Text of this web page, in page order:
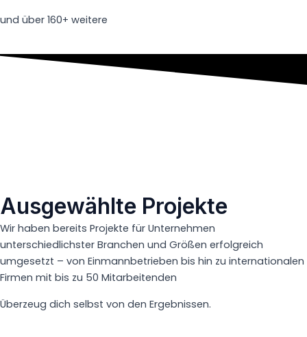
und über 160+ weitere
Ausgewählte Projekte
Wir haben bereits Projekte für Unternehmen
unterschiedlichster Branchen und Größen erfolgreich
umgesetzt – von Einmannbetrieben bis hin zu internationalen
Firmen mit bis zu 50 Mitarbeitenden
Überzeug dich selbst von den Ergebnissen.